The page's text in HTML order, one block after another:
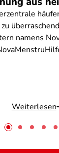
namens
Weiterlesen